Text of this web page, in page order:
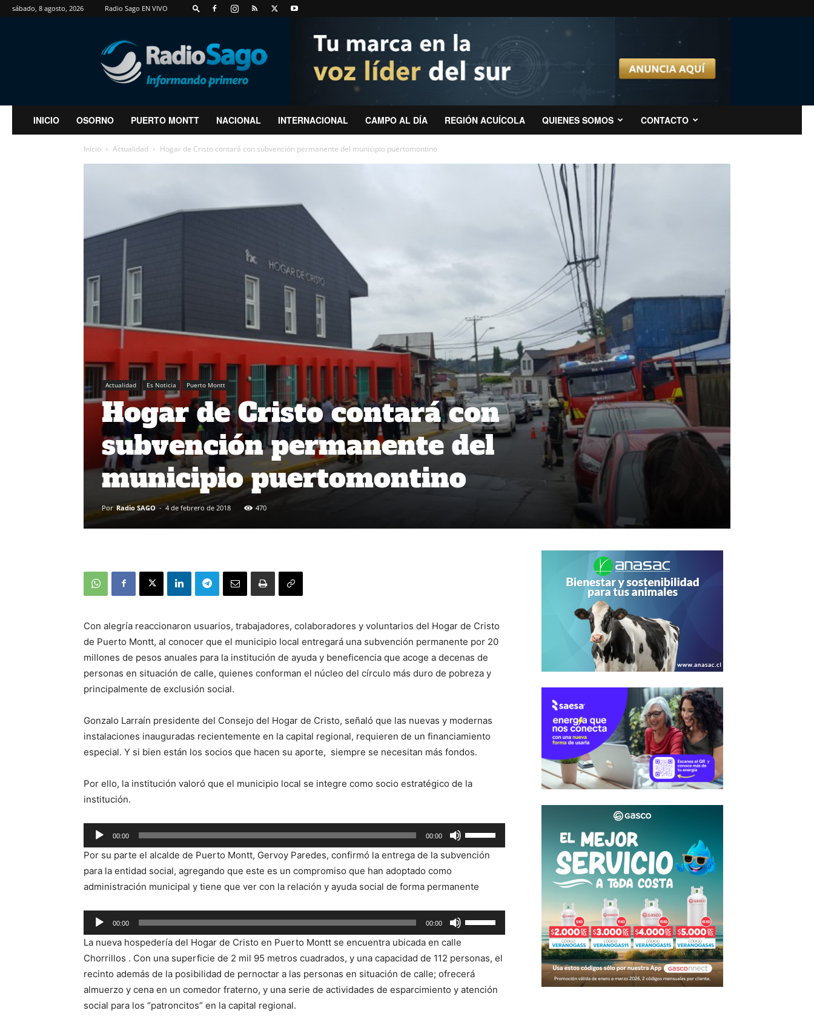
sábado, 8 agosto, 2026 Radio Sago EN VIVO
RadioSago
INICIO OSORNO PUERTO MONTT NACIONAL INTERNACIONAL CAMPO AL DÍA REGIÓN ACUÍCOLA QUIENES SOMOS CONTACTO
Inicio Actualidad Hogar de Cristo contará con subvención permanente del municipio puertomontino
Actualidad Es Noticia Puerto Montt
Hogar de Cristo contará con
subvención permanente del
municipio puertomontino
Por Radio SAGO - 4 de febrero de 2018 470
Con alegría reaccionaron usuarios, trabajadores, colaboradores y voluntarios del Hogar de Cristo
de Puerto Montt, al conocer que el municipio local entregará una subvención permanente por 20
millones de pesos anuales para la institución de ayuda y beneficencia que acoge a decenas de
personas en situación de calle, quienes conforman el núcleo del círculo más duro de pobreza y
principalmente de exclusión social.
Gonzalo Larraín presidente del Consejo del Hogar de Cristo, señaló que las nuevas y modernas
instalaciones inauguradas recientemente en la capital regional, requieren de un financiamiento
especial. Y si bien están los socios que hacen su aporte, siempre se necesitan más fondos.
Por ello, la institución valoró que el municipio local se integre como socio estratégico de la
institución.
Reproductor
de
audio
00:00 00:00
las
teclas
flecha
arriba/abajo
para
o
disminuir
el
Por su parte el alcalde de Puerto Montt, Gervoy Paredes, confirmó la entrega de la subvención
para la entidad social, agregando que este es un compromiso que han adoptado como
administración municipal y tiene que ver con la relación y ayuda social de forma permanente
Reproductor
de
audio
00:00 00:00
las
de
flecha
arriba/abajo
La nueva hospedería del Hogar de Cristo en Puerto Montt se encuentra ubicada en calle
Chorrillos . Con una superficie de 2 mil 95 metros cuadrados, y una capacidad de 112 personas, el
recinto además de la posibilidad de pernoctar a las personas en situación de calle; ofrecerá
almuerzo y cena en un comedor fraterno, y una serie de actividades de esparcimiento y atención
social para los “patroncitos” en la capital regional.